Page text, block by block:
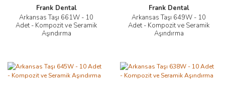
Frank Dental
Arkansas Taşı 661W - 10
Adet - Kompozit ve Seramik
Aşındırma
Frank Dental
Arkansas Taşı 649W - 10
Adet - Kompozit ve Seramik
Aşındırma